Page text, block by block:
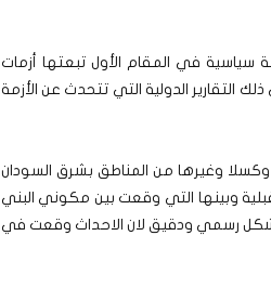
سياسية في المقام الأول تبعتها أزمات
التقارير الدولية التي تتحدث عن الأزمة
وغيرها من المناطق بشرق السودان
وبينها التي وقعت بين مكوني البني
بشكل رسمي ودقيق لان الاحداث وقعت في